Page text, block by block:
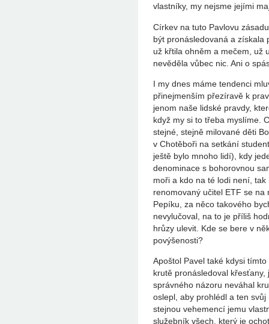
vlastníky, my nejsme jejími
Církev na tuto Pavlovu
být pronásledovaná a získala
už křtila ohněm a mečem, už
nevěděla vůbec nic. Ani o
I my dnes máme tendenci
přinejmenším přezíravě k
jenom naše lidské pravdy,
když my si to třeba myslíme.
stejné, stejně milované děti
v Chotěboři na setkání
ještě bylo mnoho lidí), kdy
denominace s bohorovnou
moři a kdo na té lodi není,
renomovaný učitel ETF se
Pepíku, za něco takového
nevylučoval, na to je příliš
hrůzy ulevit. Kde se bere v
povýšenosti?
Apoštol Pavel také kdysi
krutě pronásledoval
správného názoru neváhal
oslepl, aby prohlédl a ten
stejnou vehemencí jemu
služebník všech, který je